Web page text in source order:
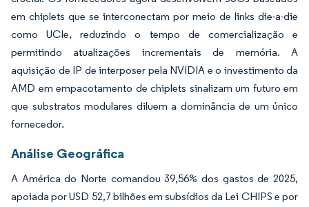
em chiplets que se interconectam por meio de links die-a-die
como UCIe, reduzindo o tempo de comercialização e
permitindo atualizações incrementais de memória. A
aquisição de IP de interposer pela NVIDIA e o investimento da
AMD em empacotamento de chiplets sinalizam um futuro em
que substratos modulares diluem a dominância de um único
fornecedor.
Análise Geográfica
A América do Norte comandou 39,56% dos gastos de 2025,
apoiada por USD 52,7 bilhões em subsídios da Lei CHIPS e por